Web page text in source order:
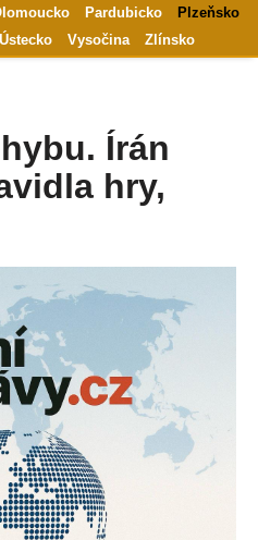
Pardubicko
Plzeňsko
Ústecko Vysočina Zlínsko
Írán
hry,